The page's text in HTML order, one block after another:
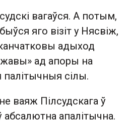
вагаўся. А потым,
яго візіт у Нясвіж,
адыход
ад апоры на
палітычныя сілы.
ваяж Пілсудскага ў
апалітычна.